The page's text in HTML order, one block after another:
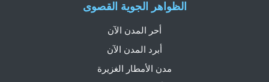
الظواهر الجوية القصوى
أحر المدن الآن
أبرد المدن الآن
مدن الأمطار الغزيرة